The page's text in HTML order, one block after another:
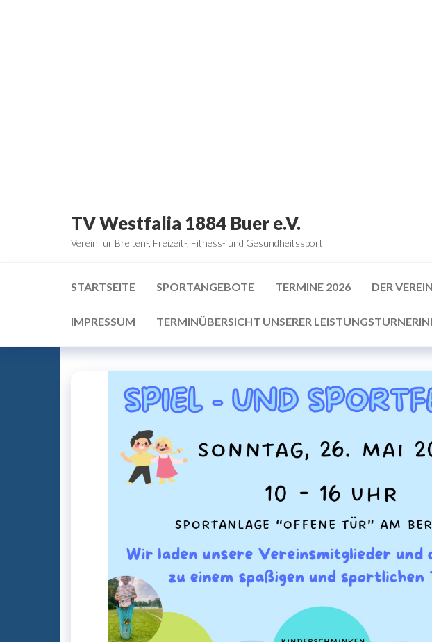
TV Westfalia 1884 Buer e.V.
Verein für Breiten-, Freizeit-, Fitness- und Gesundheitssport
STARTSEITE SPORTANGEBOTE TERMINE 2026 DER VEREIN
IMPRESSUM TERMINÜBERSICHT UNSERER